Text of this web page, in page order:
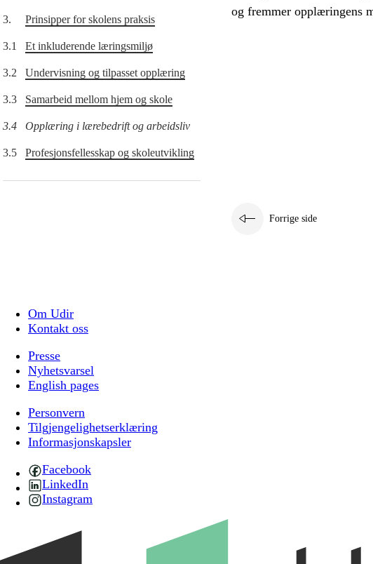
3. Prinsipper for skolens praksis
3.1 Et inkluderende læringsmiljø
3.2 Undervisning og tilpasset opplæring
3.3 Samarbeid mellom hjem og skole
3.4 Opplæring i lærebedrift og arbeidsliv
3.5 Profesjonsfellesskap og skoleutvikling
og fremmer opplæringens
Forrige side
Om Udir
Kontakt oss
Presse
Nyhetsvarsel
English pages
Personvern
Tilgjengelighetserklæring
Informasjonskapsler
Facebook
LinkedIn
Instagram